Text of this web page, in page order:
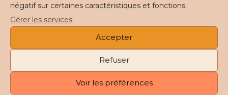
négatif sur certaines caractéristiques et fonctions.
Gérer les services
Accepter
Refuser
Voir les préférences
rapport avec l’oeil d’Horus, symbole
protecteur).
toute la journée sans gêne.
forment un motif « épi » très délicat